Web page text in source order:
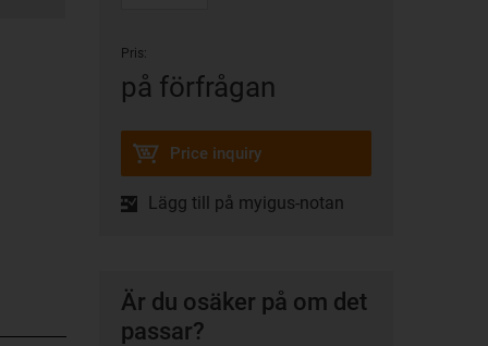
Pris:
på förfrågan
Price inquiry
Lägg till på myigus-notan
Är du osäker på om det
passar?